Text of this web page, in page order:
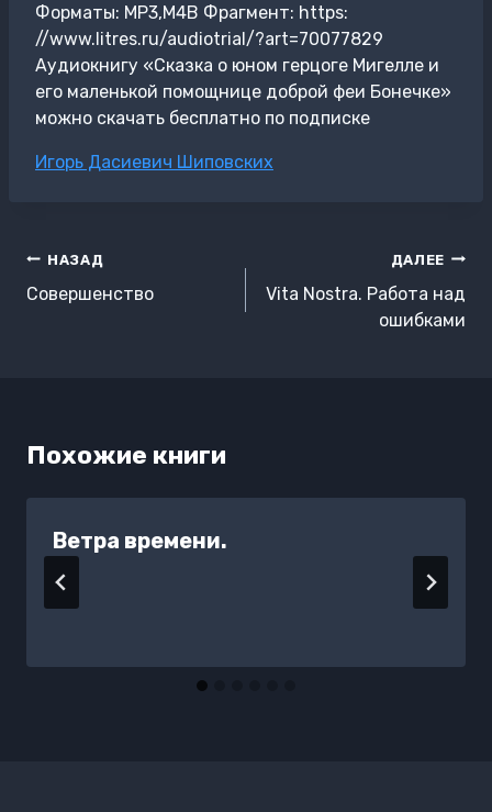
Форматы: MP3,M4B Фрагмент: https:
//www.litres.ru/audiotrial/?art=70077829
Аудиокнигу «Сказка о юном герцоге Мигелле и
его маленькой помощнице доброй феи Бонечке»
можно скачать бесплатно по подписке
Метки
Игорь Дасиевич Шиповских
Навигация
по
НАЗАД
Совершенство
ДАЛЕЕ
Vita Nostra. Работа над
ошибками
Похожие книги
Ветра времени.